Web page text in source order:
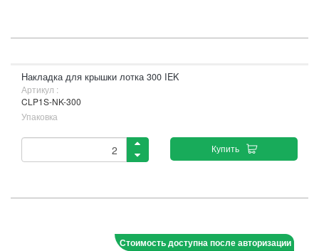
Накладка для крышки лотка 300 IEK
Артикул :
CLP1S-NK-300
Упаковка
Купить
Стоимость доступна после авторизации